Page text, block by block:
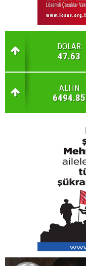
DOLAR
47.63
ALTIN
6494.85